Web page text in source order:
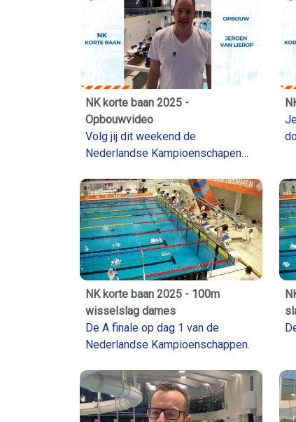
NK korte baan 2025 -
Opbouwvideo
Volg jij dit weekend de
Nederlandse Kampioenschapen
voor de finales beschikbaar, of
volg alles live op zwemsport.tv.
NK korte baan 2025 - 100m
wisselslag dames
De A finale op dag 1 van de
Nederlandse Kampioenschappen.